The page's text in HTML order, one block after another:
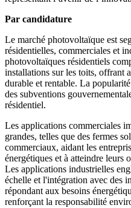
Par candidature
Le marché photovoltaïque est
résidentielles, commerciales et
photovoltaïques résidentiels
installations sur les toits, offrant
durable et rentable. La
des subventions
résidentiel.
Les applications commerciales
grandes, telles que des fermes
commerciaux, aidant les
énergétiques et à atteindre leurs
Les applications industrielles
échelle et l'intégration avec des
répondant aux besoins
renforçant la responsabilité